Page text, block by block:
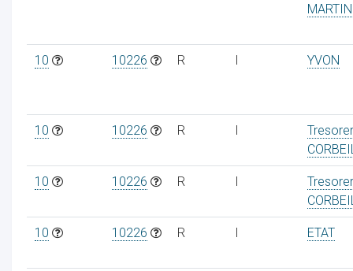
10 10226 R I YVON
10 10226 R I
10 10226 R I
10 10226 R I ETAT